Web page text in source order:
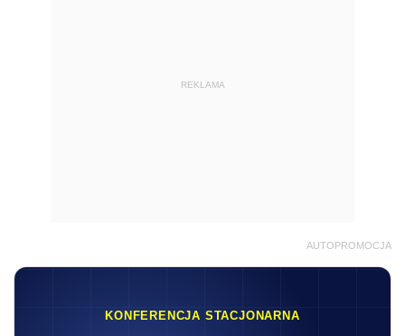
REKLAMA
AUTOPROMOCJA
KONFERENCJA STACJONARNA